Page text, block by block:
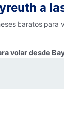
a
baratos para
volar desde